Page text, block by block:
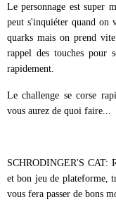
Le personnage est super
peut s'inquiéter quand on
quarks mais on prend
rappel des touches pour
rapidement.
Le challenge se corse
vous aurez de quoi faire...
SCHRODINGER'S CAT:
et bon jeu de plateforme,
vous fera passer de bons